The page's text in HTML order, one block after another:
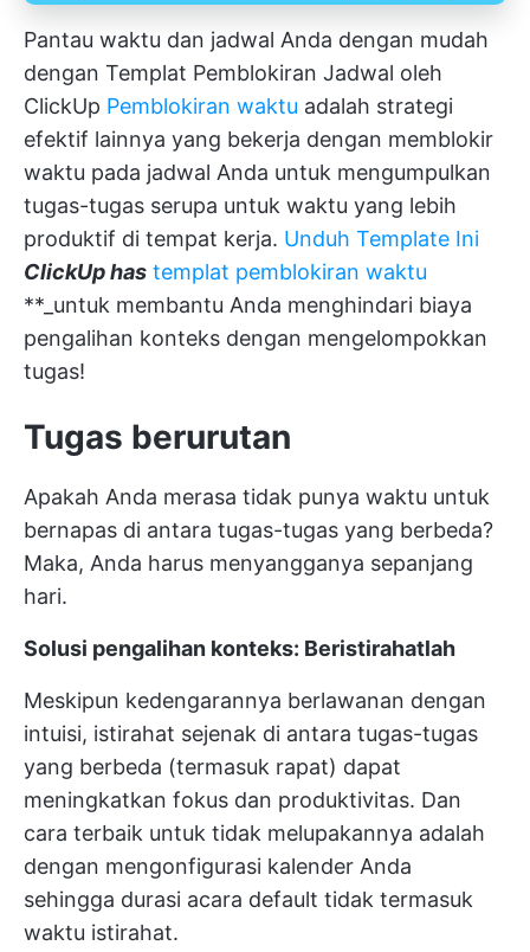
Pantau waktu dan jadwal Anda dengan mudah
dengan Templat Pemblokiran Jadwal oleh
ClickUp Pemblokiran waktu adalah strategi
efektif lainnya yang bekerja dengan memblokir
waktu pada jadwal Anda untuk mengumpulkan
tugas-tugas serupa untuk waktu yang lebih
produktif di tempat kerja. Unduh Template Ini
ClickUp has templat pemblokiran waktu
**_untuk membantu Anda menghindari biaya
pengalihan konteks dengan mengelompokkan
tugas!
Tugas berurutan
Apakah Anda merasa tidak punya waktu untuk
bernapas di antara tugas-tugas yang berbeda?
Maka, Anda harus menyangganya sepanjang
hari.
Solusi pengalihan konteks: Beristirahatlah
Meskipun kedengarannya berlawanan dengan
intuisi, istirahat sejenak di antara tugas-tugas
yang berbeda (termasuk rapat) dapat
meningkatkan fokus dan produktivitas. Dan
cara terbaik untuk tidak melupakannya adalah
dengan mengonfigurasi kalender Anda
sehingga durasi acara default tidak termasuk
waktu istirahat.